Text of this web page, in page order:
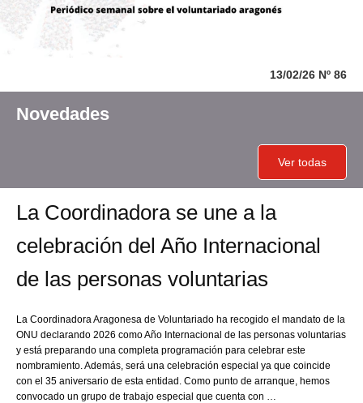
13/02/26 Nº 86
Novedades
Ver todas
La Coordinadora se une a la
celebración del Año Internacional
de las personas voluntarias
La Coordinadora Aragonesa de Voluntariado ha recogido el mandato de la
ONU declarando 2026 como Año Internacional de las personas voluntarias
y está preparando una completa programación para celebrar este
nombramiento. Además, será una celebración especial ya que coincide
con el 35 aniversario de esta entidad. Como punto de arranque, hemos
convocado un grupo de trabajo especial que cuenta con …